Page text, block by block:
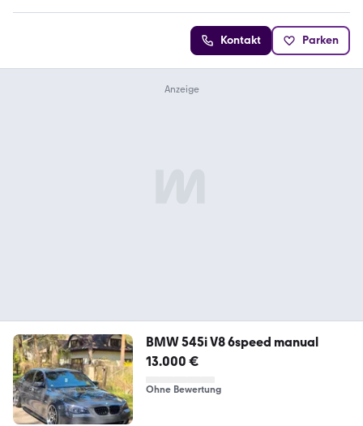
Kontakt Parken
BMW 545i V8 6speed manual
13.000 €
Ohne Bewertung